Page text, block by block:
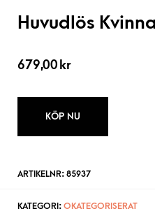
Huvudlös
679,00 kr
KÖP NU
ARTIKELNR: 85937
KATEGORI: OKATEGORISERAT